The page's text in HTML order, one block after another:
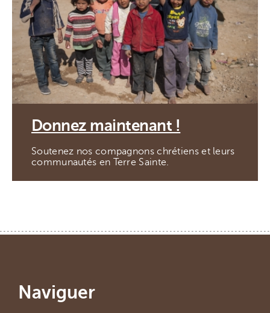
Donnez maintenant !
Soutenez nos compagnons chrétiens et leurs
communautés en Terre Sainte.
Naviguer